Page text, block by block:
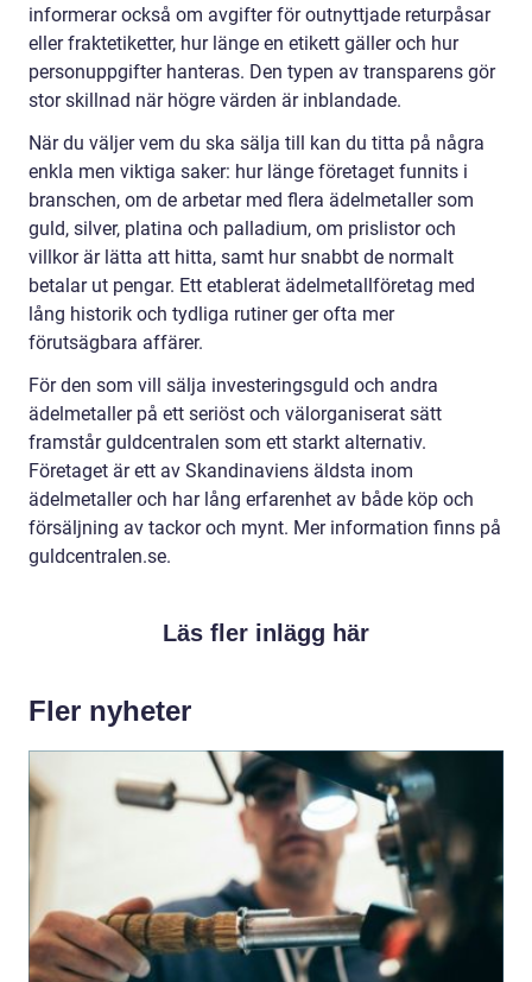
informerar också om avgifter för outnyttjade returpåsar
eller fraktetiketter, hur länge en etikett gäller och hur
personuppgifter hanteras. Den typen av transparens gör
stor skillnad när högre värden är inblandade.
När du väljer vem du ska sälja till kan du titta på några
enkla men viktiga saker: hur länge företaget funnits i
branschen, om de arbetar med flera ädelmetaller som
guld, silver, platina och palladium, om prislistor och
villkor är lätta att hitta, samt hur snabbt de normalt
betalar ut pengar. Ett etablerat ädelmetallföretag med
lång historik och tydliga rutiner ger ofta mer
förutsägbara affärer.
För den som vill sälja investeringsguld och andra
ädelmetaller på ett seriöst och välorganiserat sätt
framstår guldcentralen som ett starkt alternativ.
Företaget är ett av Skandinaviens äldsta inom
ädelmetaller och har lång erfarenhet av både köp och
försäljning av tackor och mynt. Mer information finns på
guldcentralen.se.
Läs fler inlägg här
Fler nyheter